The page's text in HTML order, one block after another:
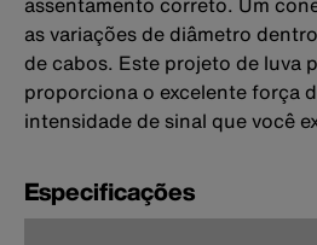
as variações de diâmetro
de cabos. Este projeto de luva
proporciona o excelente força
intensidade de sinal que você
Especificações